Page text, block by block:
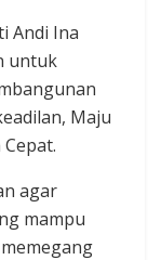
Andi Ina
untuk
Maju
agar
mampu